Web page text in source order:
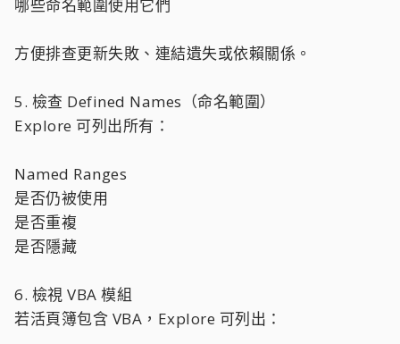
哪些命名範圍使用它們
方便排查更新失敗、連結遺失或依賴關係。
5. 檢查 Defined Names（命名範圍）
Explore 可列出所有：
Named Ranges
是否仍被使用
是否重複
是否隱藏
6. 檢視 VBA 模組
若活頁簿包含 VBA，Explore 可列出：